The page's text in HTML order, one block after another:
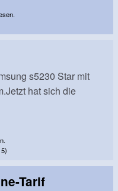
s5230 Star mit
hat sich die
Tarif